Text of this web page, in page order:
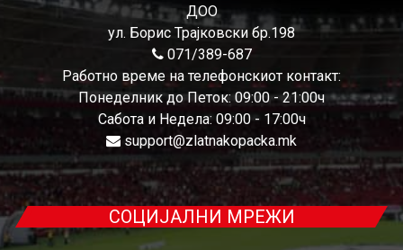
ДОО
ул. Борис Трајковски бр.198
071/389-687
Работно време на телефонскиот контакт:
Понеделник до Петок: 09:00 - 21:00ч
Сабота и Недела: 09:00 - 17:00ч
support@zlatnakopacka.mk
СОЦИЈАЛНИ МРЕЖИ